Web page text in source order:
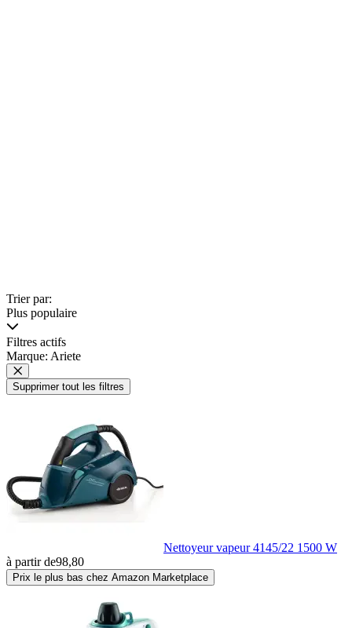
Trier par:
Plus populaire
Filtres actifs
Marque: Ariete
Supprimer tout les filtres
Nettoyeur vapeur 4145/22 1500 W
à partir de98,80
Prix le plus bas chez Amazon Marketplace